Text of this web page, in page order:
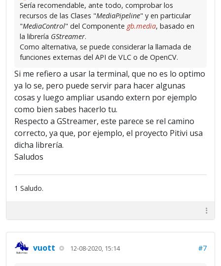
Sería recomendable, ante todo, comprobar los
recursos de las Clases "MediaPipeline" y en particular
"MediaControl" del Componente gb.media, basado en
la librería GStreamer.
Como alternativa, se puede considerar la llamada de
funciones externas del API de VLC o de OpenCV.
Si me refiero a usar la terminal, que no es lo optimo
ya lo se, pero puede servir para hacer algunas
cosas y luego ampliar usando extern por ejemplo
como bien sabes hacerlo tu.
Respecto a GStreamer, este parece se rel camino
correcto, ya que, por ejemplo, el proyecto Pitivi usa
dicha librería.
Saludos
1 Saludo.
vuott 12-08-2020, 15:14 #7